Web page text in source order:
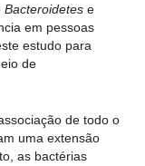
Bacteroidetes e
em pessoas
estudo para
de
de todo o
uma extensão
as bactérias